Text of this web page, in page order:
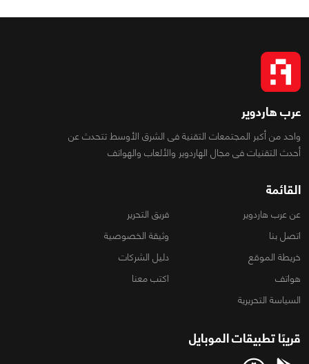
عرب هاردوير
واحد من أكبر المجتمعات التقنية فى الشرق الأوسط تتحدث عن
أحدث التقنيات فى مجال الهاردوير والألعاب والهواتف
القائمة
عن عرب هاردوير
فريق التحرير
اتصل بنا
وثيقة الخصوصية
خريطة الموقع
دليل الشركات
هواتف
اكتب معنا
السياسة التحريرية
قريبًا تطبيقات الموبايل